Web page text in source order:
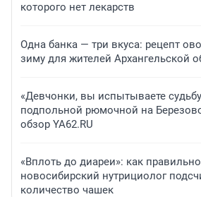
которого нет лекарств
Одна банка — три вкуса: рецепт
зиму для жителей Архангельской
«Девчонки, вы испытываете
подпольной рюмочной на
обзор YA62.RU
«Вплоть до диареи»: как
новосибирский нутрициолог
количество чашек